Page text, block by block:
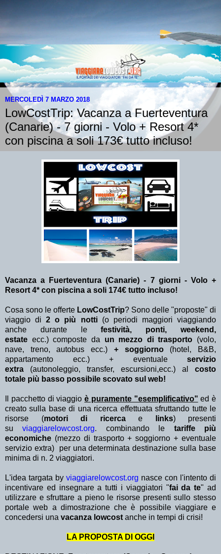
MERCOLEDÌ 7 MARZO 2018
LowCostTrip: Vacanza a Fuerteventura
(Canarie) - 7 giorni - Volo + Resort 4*
con piscina a soli 173€ tutto incluso!
Vacanza a Fuerteventura (Canarie) - 7 giorni - Volo +
Resort 4* con piscina a soli 174€ tutto incluso!
Cosa sono le offerte LowCostTrip? Sono delle "proposte" di
viaggio di2 o più notti (o periodi maggiori viaggiando
anche durante lefestività, ponti, weekend,
estate ecc.) composte da un mezzo di trasporto (volo,
nave, treno, autobus ecc.) + soggiorno(hotel, B&B,
appartamento ecc.) + eventuale servizio
extra (autonoleggio, transfer, escursioni,ecc.) al costo
totale più basso possibile scovato sul web!
Il pacchetto di viaggio è puramente "esemplificativo" ed è
creato sulla base di una ricerca effettuata sfruttando tutte le
risorse (motori di ricerca e links) presenti
suviaggiarelowcost.org. combinando le tariffe più
economiche (mezzo di trasporto + soggiorno + eventuale
servizio extra)
per una determinata destinazione sulla base
minima di n. 2 viaggiatori.
L'idea targata by viaggiarelowcost.org nasce con l'intento di
incentivare ed insegnare a tutti i viaggiatori "fai da te" ad
utilizzare e sfruttare a pieno le risorse presenti sullo stesso
portale web a dimostrazione che è possibile viaggiare e
concedersi una vacanza lowcost anche in tempi di crisi!
LA PROPOSTA DI OGGI